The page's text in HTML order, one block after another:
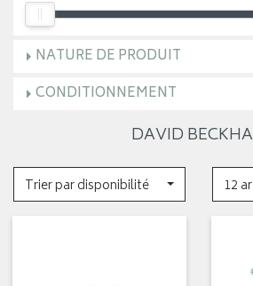
NATURE DE PRODUIT
CONDITIONNEMENT
DAVID
Trier par disponibilité 12